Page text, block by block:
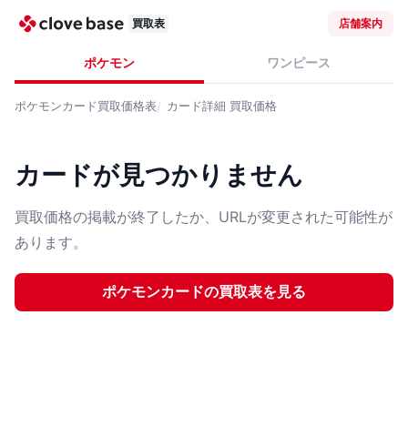
買取表 店舗案内
ポケモン ワンピース
ポケモンカード買取価格表 カード詳細 買取価格
カードが見つかりません
買取価格の掲載が終了したか、URLが変更された可能性が
あります。
ポケモンカードの買取表を見る